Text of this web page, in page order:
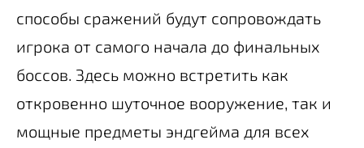
способы сражений будут сопровождать
игрока от самого начала до финальных
боссов. Здесь можно встретить как
откровенно шуточное вооружение, так и
мощные предметы эндгейма для всех